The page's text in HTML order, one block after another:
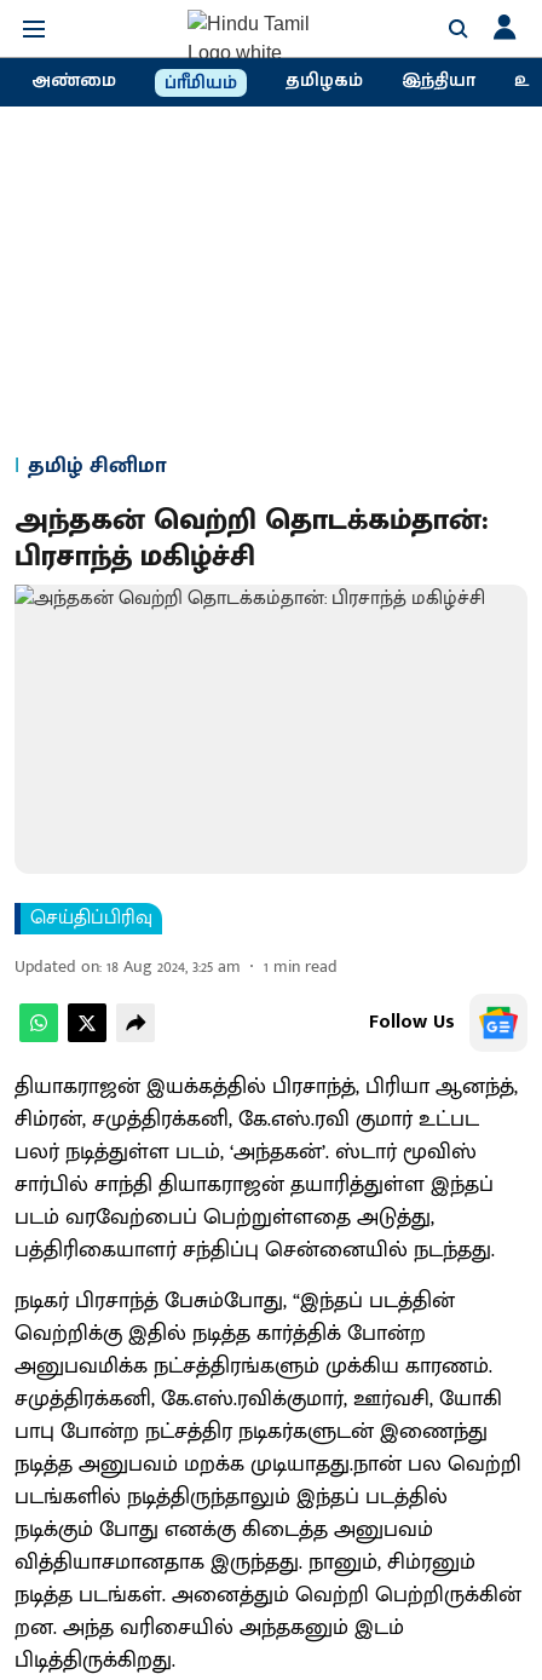
அண்மை ப்ரீமியம் தமிழகம் இந்தியா
தமிழ் சினிமா
அந்தகன் வெற்றி தொடக்கம்தான்:
பிரசாந்த் மகிழ்ச்சி
செய்திப்பிரிவு
Updated on:18 Aug 2024, 3:25 am 1 min read
Follow Us
தியாகராஜன் இயக்கத்தில் பிரசாந்த், பிரியா ஆனந்த்,
சிம்ரன், சமுத்திரக்கனி, கே.எஸ்.ரவி குமார் உட்பட
பலர் நடித்துள்ள படம், ‘அந்தகன்’. ஸ்டார் மூவிஸ்
சார்பில் சாந்தி தியாகராஜன் தயாரித்துள்ள இந்தப்
படம் வரவேற்பைப் பெற்றுள்ளதை அடுத்து,
பத்திரிகையாளர் சந்திப்பு சென்னையில் நடந்தது.
நடிகர் பிரசாந்த் பேசும்போது, “இந்தப் படத்தின்
வெற்றிக்கு இதில் நடித்த கார்த்திக் போன்ற
அனுபவமிக்க நட்சத்திரங்களும் முக்கிய காரணம்.
சமுத்திரக்கனி, கே.எஸ்.ரவிக்குமார், ஊர்வசி, யோகி
பாபு போன்ற நட்சத்திர நடிகர்களுடன் இணைந்து
நடித்த அனுபவம் மறக்க முடியாதது.நான் பல வெற்றி
படங்களில் நடித்திருந்தாலும் இந்தப் படத்தில்
நடிக்கும் போது எனக்கு கிடைத்த அனுபவம்
வித்தியாசமானதாக இருந்தது. நானும், சிம்ரனும்
நடித்த படங்கள். அனைத்தும் வெற்றி பெற்றிருக்கின்
றன. அந்த வரிசையில் அந்தகனும் இடம்
பிடித்திருக்கிறது.